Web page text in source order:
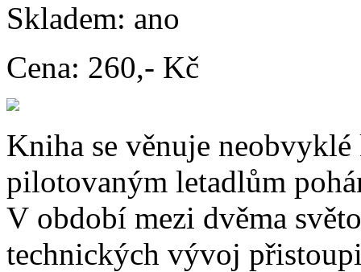
Skladem: ano
Cena: 260,- Kč
Kniha se věnuje
pilotovaným letadlům
V období mezi dvěma
technických vývoj